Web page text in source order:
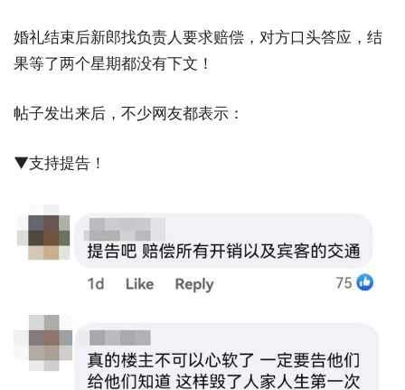
婚礼结束后新郎找负责人要求赔偿，对方口头答应，结
果等了两个星期都没有下文！
帖子发出来后，不少网友都表示：
▼支持提告！